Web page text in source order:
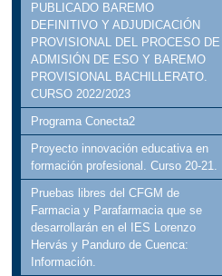
PUBLICADO BAREMO
DEFINITIVO Y ADJUDICACIÓN
PROVISIONAL DEL PROCESO DE
ADMISIÓN DE ESO Y BAREMO
PROVISIONAL BACHILLERATO.
CURSO 2022/2023
Programa Conecta2
Proyecto innovación educativa en
formación profesional. Curso 20-21.
Pruebas libres del CFGM de
Farmacia y Parafarmacia que se
desarrollarán en el IES Lorenzo
Hervás y Panduro de Cuenca:
Información.